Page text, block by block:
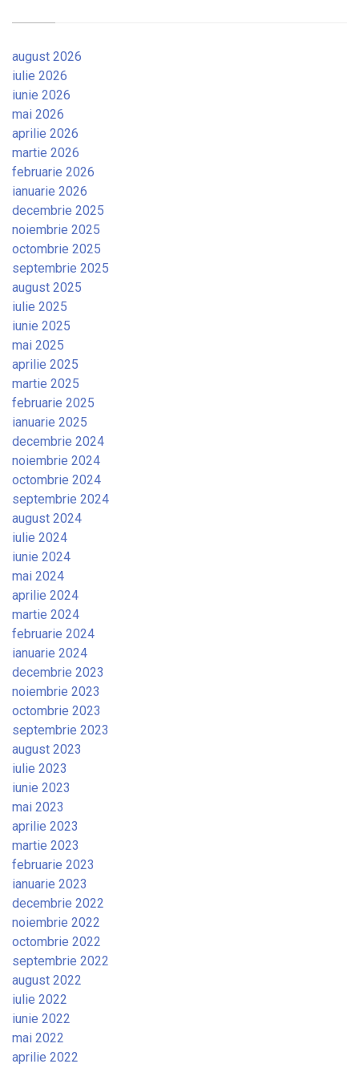
august 2026
iulie 2026
iunie 2026
mai 2026
aprilie 2026
martie 2026
februarie 2026
ianuarie 2026
decembrie 2025
noiembrie 2025
octombrie 2025
septembrie 2025
august 2025
iulie 2025
iunie 2025
mai 2025
aprilie 2025
martie 2025
februarie 2025
ianuarie 2025
decembrie 2024
noiembrie 2024
octombrie 2024
septembrie 2024
august 2024
iulie 2024
iunie 2024
mai 2024
aprilie 2024
martie 2024
februarie 2024
ianuarie 2024
decembrie 2023
noiembrie 2023
octombrie 2023
septembrie 2023
august 2023
iulie 2023
iunie 2023
mai 2023
aprilie 2023
martie 2023
februarie 2023
ianuarie 2023
decembrie 2022
noiembrie 2022
octombrie 2022
septembrie 2022
august 2022
iulie 2022
iunie 2022
mai 2022
aprilie 2022